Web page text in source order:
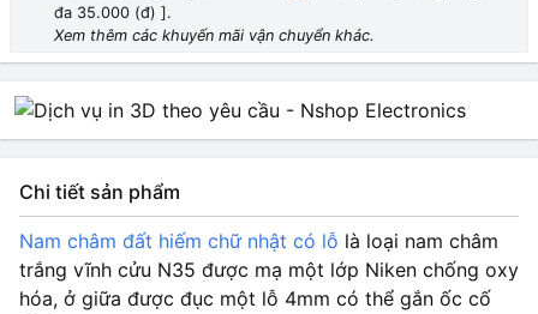
đa 35.000 (đ) ].
Xem thêm các khuyến mãi vận chuyển khác.
Chi tiết sản phẩm
Nam châm đất hiếm chữ nhật có lỗ là loại nam châm
trắng vĩnh cửu N35 được mạ một lớp Niken chống oxy
hóa, ở giữa được đục một lỗ 4mm có thể gắn ốc cố